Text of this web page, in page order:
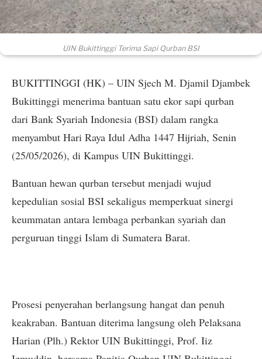
UIN Bukittinggi Terima Sapi Qurban BSI
BUKITTINGGI (HK) – UIN Sjech M. Djamil Djambek
Bukittinggi menerima bantuan satu ekor sapi qurban
dari Bank Syariah Indonesia (BSI) dalam rangka
menyambut Hari Raya Idul Adha 1447 Hijriah, Senin
(25/05/2026), di Kampus UIN Bukittinggi.
Bantuan hewan qurban tersebut menjadi wujud
kepedulian sosial BSI sekaligus memperkuat sinergi
keummatan antara lembaga perbankan syariah dan
perguruan tinggi Islam di Sumatera Barat.
Prosesi penyerahan berlangsung hangat dan penuh
keakraban. Bantuan diterima langsung oleh Pelaksana
Harian (Plh.) Rektor UIN Bukittinggi, Prof. Iiz